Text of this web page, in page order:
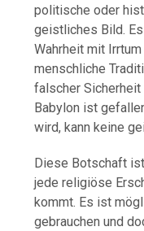
politische oder
geistliches Bild.
Wahrheit mit
menschliche
falscher Sicherheit
Babylon ist
wird, kann keine
Diese Botschaft
jede religiöse
kommt. Es ist
gebrauchen und